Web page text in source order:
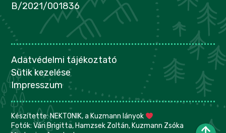
B/2021/001836
Adatvédelmi tájékoztató
Sütik kezelése
Impresszum
Készítette:NEKTONIK, a Kuzmann lányok
Fotók: Vári Brigitta, Hamzsek Zoltán, Kuzmann Zsóka